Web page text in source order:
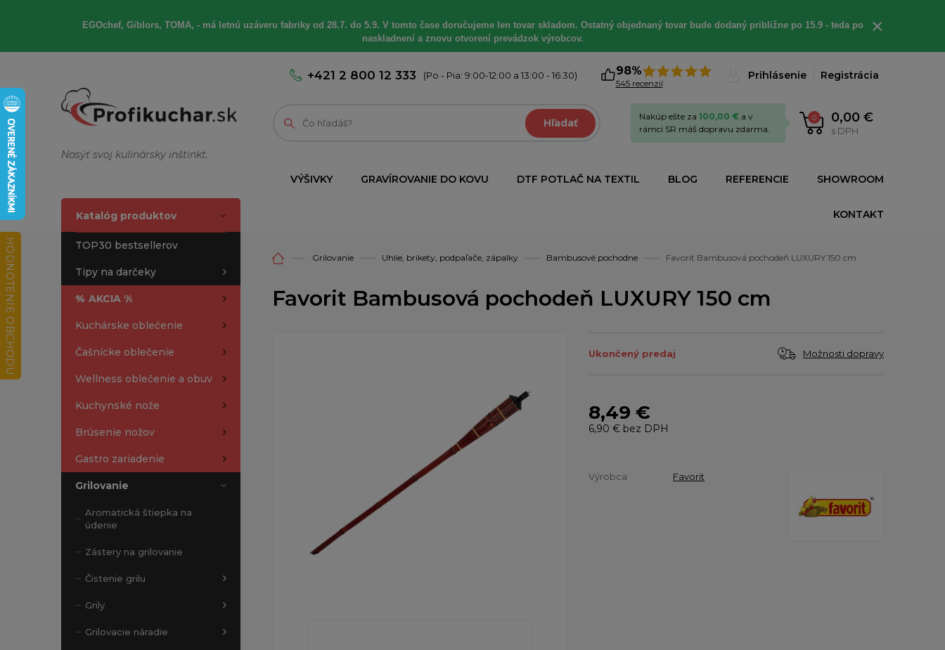
EGOchef, Giblors, TOMA, - má letnú uzáveru fabriky od 28.7. do 5.9. V tomto čase doručujeme len tovar skladom. Ostatný objednaný tovar bude dodaný približne po 15.9 - teda po
naskladnení a znovu otvorení prevádzok výrobcov.
×
Nasýť svoj kulinársky inštinkt.
+421 2 800 12 333 (Po - Pia: 9:00-12:00 a 13:00 - 16:30) 98%
545 recenzií
Prihlásenie Registrácia
Hľadať 0 0,00 €
s DPH
Nakúp ešte za 100,00 € a v
rámci SR máš dopravu zdarma.
VÝŠIVKY GRAVÍROVANIE DO KOVU DTF POTLAČ NA TEXTIL BLOG REFERENCIE SHOWROOM
KONTAKT
Katalóg produktov
TOP30 bestsellerov
Tipy na darčeky
% AKCIA %
Kuchárske oblečenie
Čašnícke oblečenie
Wellness oblečenie a obuv
Kuchynské nože
Brúsenie nožov
Gastro zariadenie
Grilovanie
Aromatická štiepka na
údenie
Zástery na grilovanie
Čistenie grilu
Grily
Grilovacie náradie
Grilovanie Uhlie, brikety, podpaľače, zápalky Bambusové pochodne Favorit Bambusová pochodeň LUXURY 150 cm
Favorit Bambusová pochodeň LUXURY 150 cm
Ukončený predaj Možnosti dopravy
8,49 €
6,90 € bez DPH
Výrobca Favorit
HODNOTENIE OBCHODU